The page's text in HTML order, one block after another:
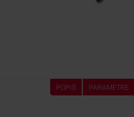
POPIS PARAMETRE